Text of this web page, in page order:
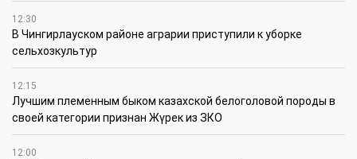
12:30
В Чингирлауском районе аграрии приступили к уборке
сельхозкультур
12:15
Лучшим племенным быком казахской белоголовой породы в
своей категории признан Жүрек из ЗКО
12:00